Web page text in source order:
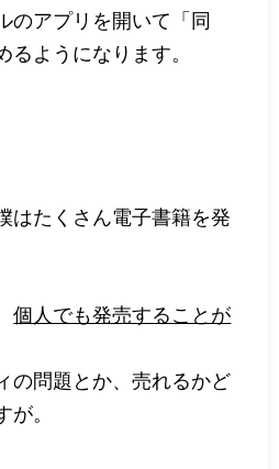
のアプリを開いて「同
ようになります。
はたくさん電子書籍を発
個人でも発売することが
の問題とか、売れるかど
。